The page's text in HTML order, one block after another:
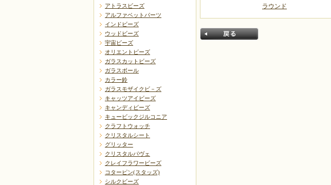
ラウンド
アトラスビーズ
アルファベットパーツ
インドビーズ
ウッドビーズ
宇宙ビーズ
オリエントビーズ
ガラスカットビーズ
ガラスボール
カラー鈴
ガラスモザイクビ－ズ
キャッツアイビーズ
キャンディビーズ
キュービックジルコニア
クラフトウォッチ
クリスタルシート
グリッター
クリスタルパヴェ
クレイフラワービーズ
コターピン(スタッズ)
シルクビーズ